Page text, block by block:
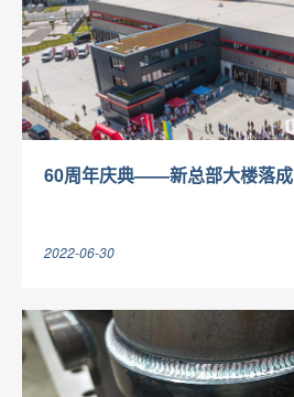
2022-06-30
60周年庆典——新总部大楼落成